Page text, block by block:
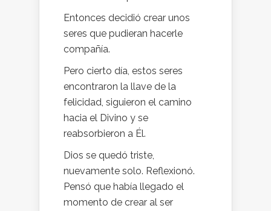
Entonces decidió crear unos
seres que pudieran hacerle
compañía.
Pero cierto día, estos seres
encontraron la llave de la
felicidad, siguieron el camino
hacia el Divino y se
reabsorbieron a Él.
Dios se quedó triste,
nuevamente solo. Reflexionó.
Pensó que había llegado el
momento de crear al ser